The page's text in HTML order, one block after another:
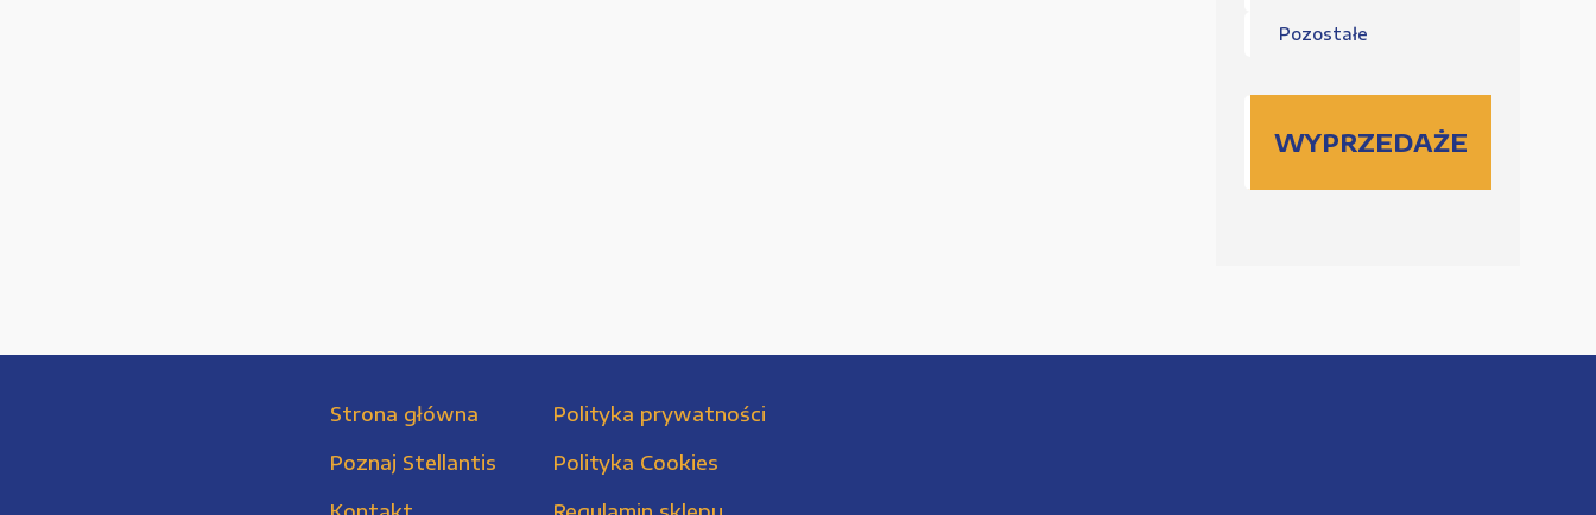
Pozostałe
WYPRZEDAŻE
Strona główna
Poznaj Stellantis
Polityka prywatności
Polityka Cookies